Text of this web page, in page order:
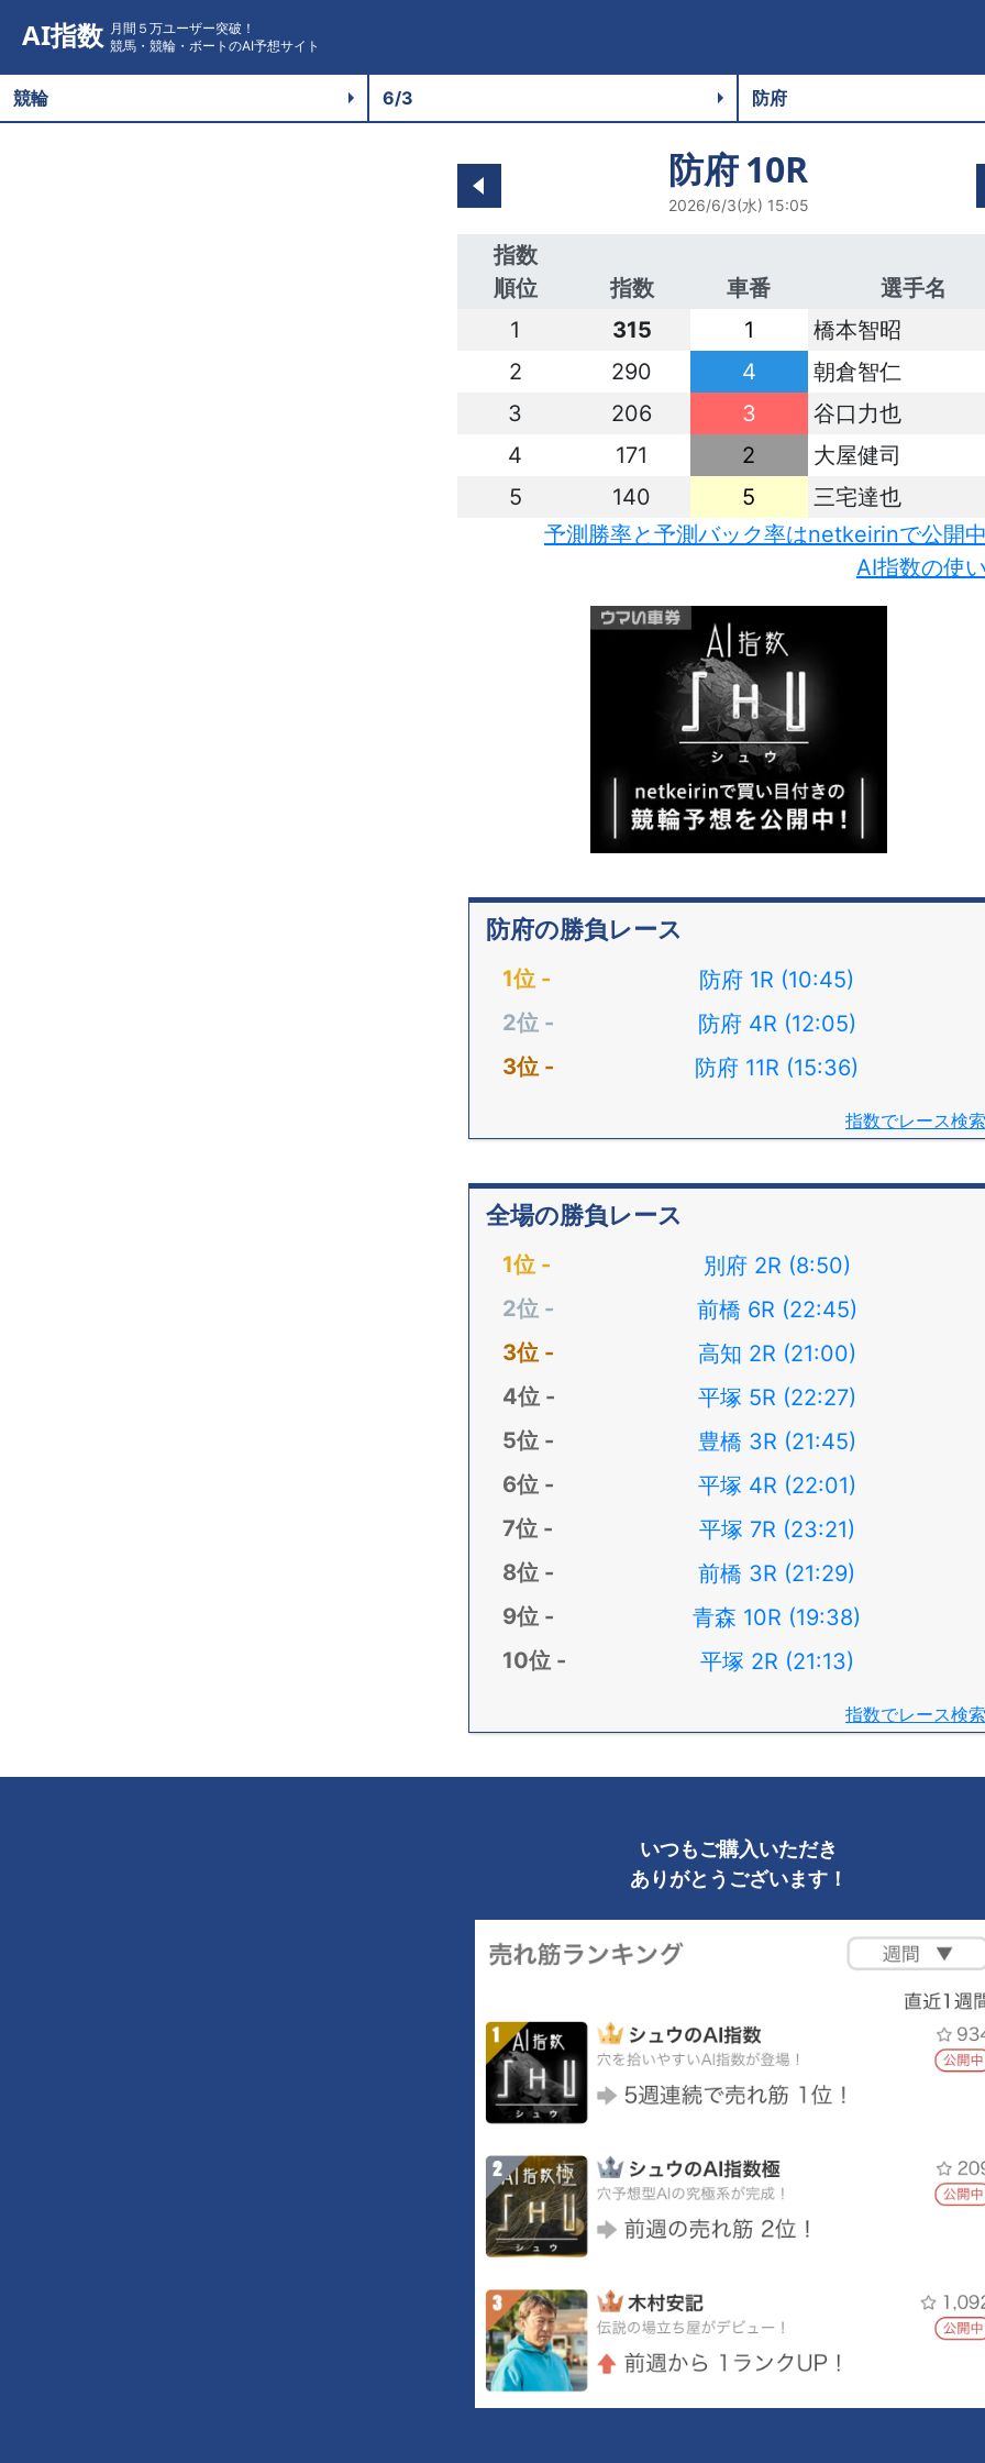
AI指数 月間５万ユーザー突破！
競馬・競輪・ボートのAI予想サイト
防府10R
2026/6/3(水) 15:05
指数
順位
指数 車番
選手名
1
315 1
橋本智昭
2
290 4
朝倉智仁
3
206 3
谷口力也
4
171 2
大屋健司
5
140 5
三宅達也
予測勝率と予測バック率はnetkeirinで公開
AI指数の使
防府の勝負レース
防府 1R (10:45)
防府 4R (12:05)
防府 11R (15:36)
指数でレース検索
全場の勝負レース
別府 2R (8:50)
前橋 6R (22:45)
高知 2R (21:00)
平塚 5R (22:27)
豊橋 3R (21:45)
平塚 4R (22:01)
平塚 7R (23:21)
前橋 3R (21:29)
青森 10R (19:38)
平塚 2R (21:13)
指数でレース検索
いつもご購入いただき
ありがとうございます！